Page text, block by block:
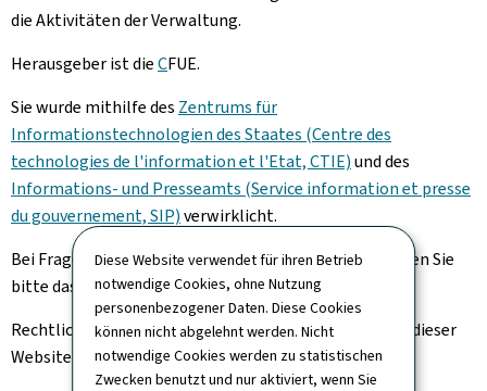
Diese Website verwendet für ihren Betrieb
notwendige Cookies, ohne Nutzung
personenbezogener Daten. Diese Cookies
können nicht abgelehnt werden. Nicht
notwendige Cookies werden zu statistischen
Zwecken benutzt und nur aktiviert, wenn Sie
die Aktivitäten der Verwaltung.
Herausgeber ist dieCFUE.
Sie wurde mithilfe des Zentrums für
Informationstechnologien des Staates (Centre des
technologies de l'information et l'Etat, CTIE)und des
Informations- und Presseamts (Service information et presse
du gouvernement, SIP)verwirklicht.
Bei Fragen zu dieser Webseite und ihren Inhalten nutzen Sie
bitte das
Kontaktformular.
Rechtliche Hinweise und Informationen zum Hosting dieser
Website finden Sie auf der Seiterechtliche Aspekte